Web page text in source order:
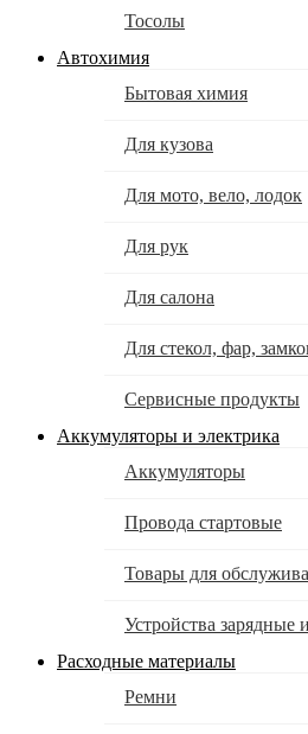
Тосолы
Автохимия
Бытовая химия
Для кузова
Для мото, вело, лодок
Для рук
Для салона
Для стекол, фар,
Сервисные продукты
Аккумуляторы и электрика
Аккумуляторы
Провода стартовые
Товары для
Устройства зарядные
Расходные материалы
Ремни